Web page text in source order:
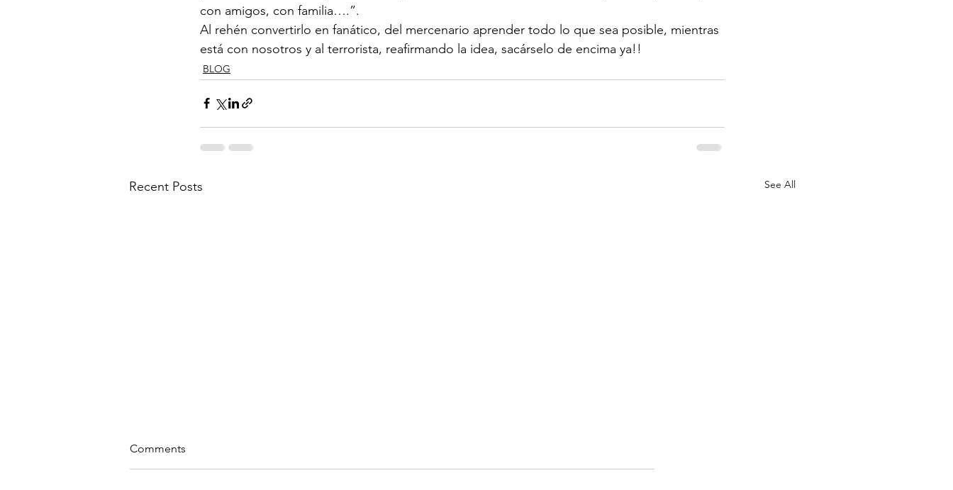
con amigos, con familia….”.
Al rehén convertirlo en fanático, del mercenario aprender todo lo que sea posible, mientras
está con nosotros y al terrorista, reafirmando la idea, sacárselo de encima ya!!
BLOG
Recent Posts See All
Comments